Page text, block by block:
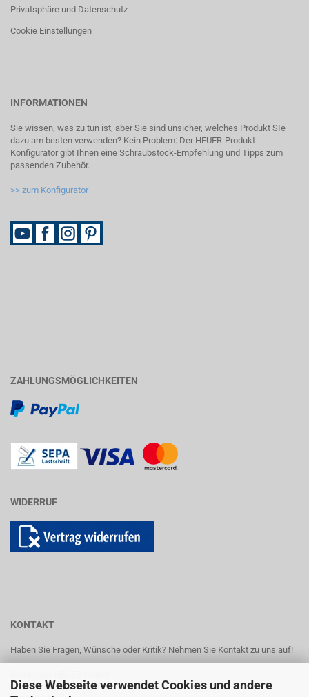
Diese Webseite verwendet Cookies und andere
Privatsphäre und Datenschutz
Cookie Einstellungen
INFORMATIONEN
Sie wissen, was zu tun ist, aber Sie sind unsicher, welches Produkt SIe
dazu am besten verwenden? Kein Problem: Der HEUER-Produkt-
Konfigurator gibt Ihnen eine Schraubstock-Empfehlung und Tipps zum
passenden Zubehör.
>> zum Konfigurator
ZAHLUNGSMÖGLICHKEITEN
WIDERRUF
KONTAKT
Haben Sie Fragen, Wünsche oder Kritik? Nehmen Sie Kontakt zu uns auf!
Oestertalstr. 54